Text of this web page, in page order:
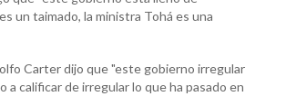
un taimado, la ministra Tohá es una
Carter dijo que "este gobierno irregular
a calificar de irregular lo que ha pasado en